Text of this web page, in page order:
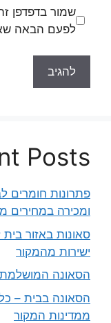
שמור בדפדפן
לפעם הבאה
Posts
פתרונות חומרים
ומכירה במחירים
סאונות באזור
ישירות מהמקור
הסאונה המושלמת:
הסאונה בבית –
ממדינות המקור